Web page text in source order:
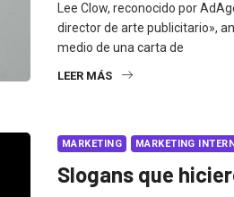
Lee Clow, reconocido por
director de arte publicitario»,
medio de una carta de
LEER MÁS
MARKETING MARKETING
Slogans que